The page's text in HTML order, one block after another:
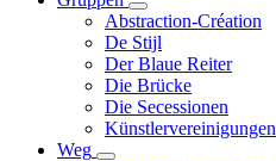
Unternavigation
von
Gruppen
Abstraction-Création
De Stijl
Der Blaue Reiter
Die Brücke
Die Secessionen
Künstlervereinigungen
Weg